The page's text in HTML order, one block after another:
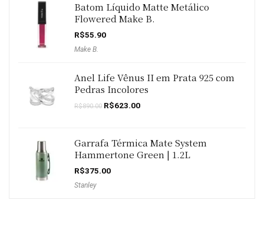
Batom Líquido Matte Metálico
Flowered Make B.
R$55.90
Make B.
Anel Life Vênus II em Prata 925 com
Pedras Incolores
R$890.00 O
R$890.00.
R$623.00O
R$623.00.
Garrafa Térmica Mate System
Hammertone Green | 1.2L
R$375.00
Stanley